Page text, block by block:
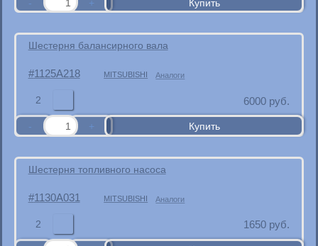
Шестерня балансирного вала
1125A218 MITSUBISHI Аналоги
2 6000 руб.
Шестерня топливного насоса
1130A031 MITSUBISHI Аналоги
2 1650 руб.